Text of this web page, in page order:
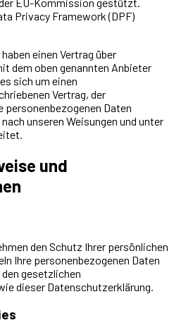
Privacy Framework (DPF)
einen Vertrag über
dem oben genannten Anbieter
sich um einen
Vertrag, der
Daten
unseren Weisungen und unter
und
den Schutz Ihrer persönlichen
Ihre personenbezogenen Daten
gesetzlichen
dieser Datenschutzerklärung.